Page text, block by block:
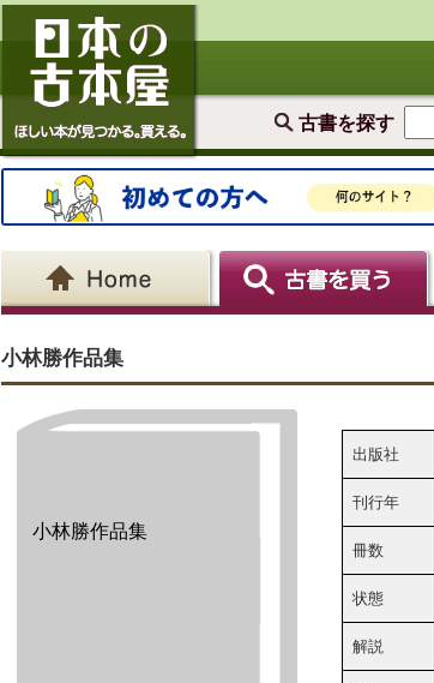
古書を探す
小林勝作品集
小林勝作品集
出版社
刊行年
冊数
状態
解説